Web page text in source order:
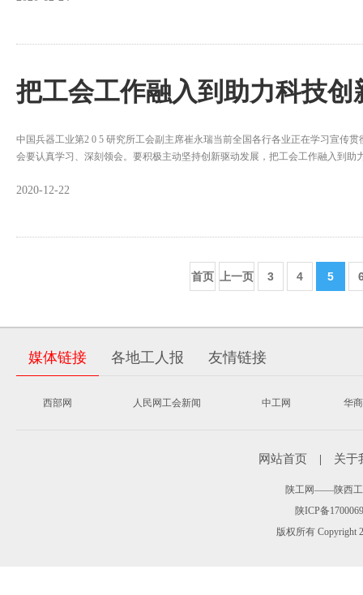
把工会工作融入到助力科技创
中国兵器工业第2 0 5 研究所工会副主席崔永瑞当前全国各行各业正在学习宣传
会要认真学习、深刻领会。要积极主动坚持创新驱动发展，把工会工作融入到助
2020-12-22
首页 上一页 3 4 5
媒体链接 各地工人报 友情链接
西部网 人民网工会新闻 中工网 华
网站首页 | 关于
陕工网——陕西工
陕ICP备
版权所有